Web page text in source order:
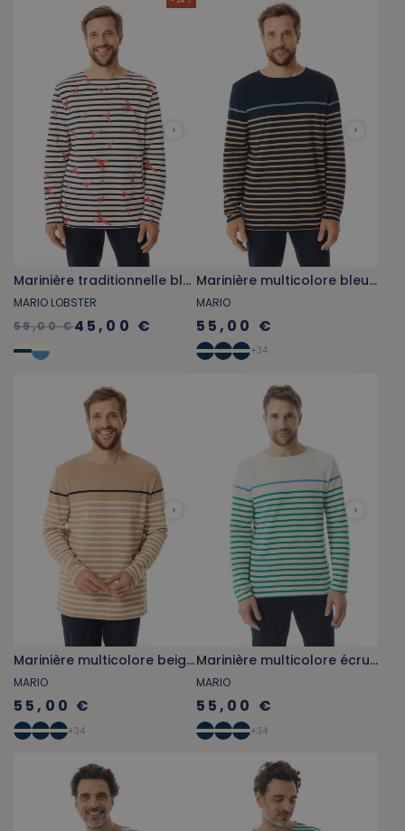
Marinière traditionnelle bleu marine motifs homard
MARIO LOBSTER
59,00 €45,00 €
Marinière multicolore bleu marine et houblon chiné
MARIO
55,00 €
+34
Marinière multicolore beige houblon chiné
MARIO
55,00 €
+34
Marinière multicolore écru et vert jade
MARIO
55,00 €
+34